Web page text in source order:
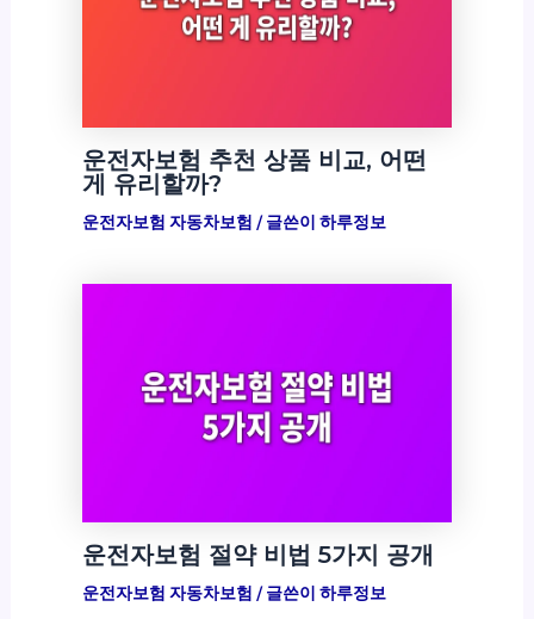
운전자보험 추천 상품 비교, 어떤
게 유리할까?
운전자보험 자동차보험 / 글쓴이 하루정보
운전자보험 절약 비법 5가지 공개
운전자보험 자동차보험 / 글쓴이 하루정보